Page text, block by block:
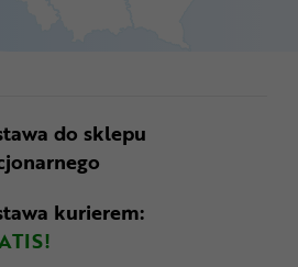
do sklepu
kurierem: